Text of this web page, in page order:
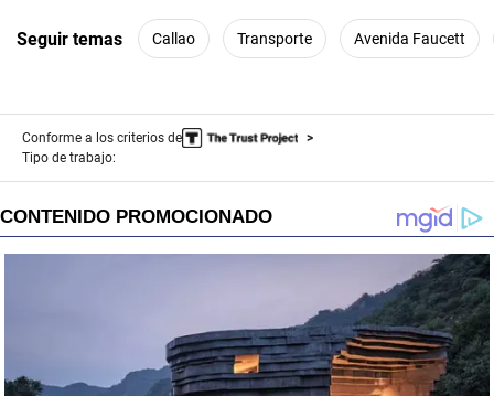
Seguir temas Callao Transporte Avenida Faucett
Conforme a los criterios de
Tipo de trabajo: